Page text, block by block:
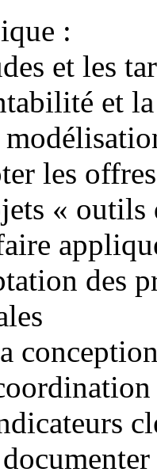
:
et les
et
les
« outils
des